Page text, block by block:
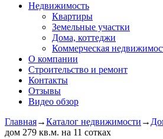
Недвижимость
Квартиры
Земельные участки
Дома, коттеджи
Коммерческая
О компании
Строительство и ремонт
Контакты
Отзывы
Видео обзор
Главная→Каталог недвижимости →
дом 279 кв.м. на 11 сотках